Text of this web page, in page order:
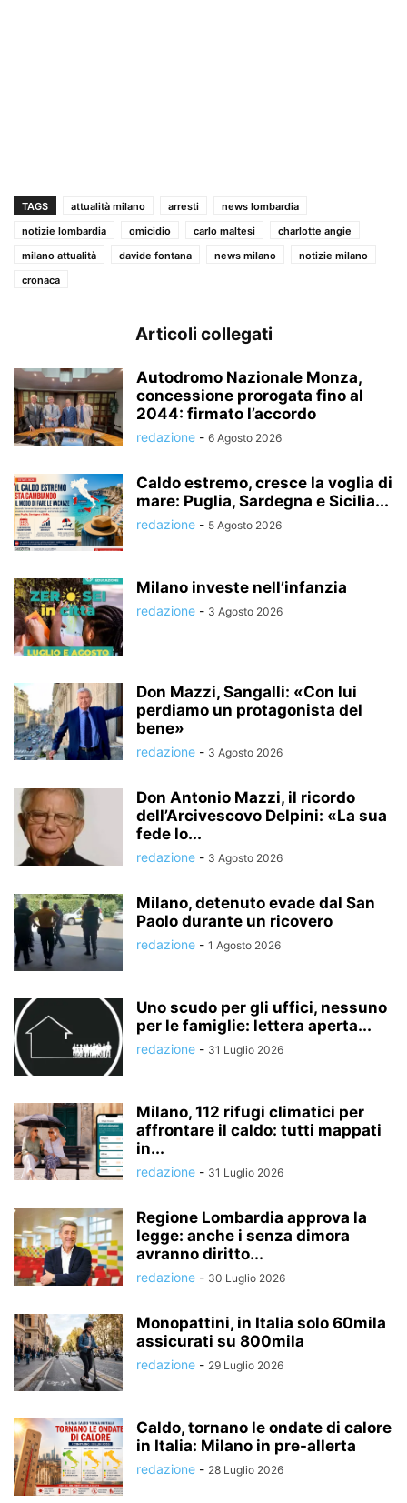
TAGS attualità milano arresti
news lombardia
notizie lombardia
omicidio carlo maltesi
charlotte angie
milano attualità
davide fontana news milano
notizie milano
cronaca
Articoli collegati
Autodromo Nazionale Monza,
concessione prorogata fino al
2044: firmato l’accordo
redazione - 6 Agosto 2026
Caldo estremo, cresce la voglia di
mare: Puglia, Sardegna e Sicilia...
redazione - 5 Agosto 2026
Milano investe nell’infanzia
redazione - 3 Agosto 2026
Don Mazzi, Sangalli: «Con lui
perdiamo un protagonista del
bene»
redazione - 3 Agosto 2026
Don Antonio Mazzi, il ricordo
dell’Arcivescovo Delpini: «La sua
fede lo...
redazione - 3 Agosto 2026
Milano, detenuto evade dal San
Paolo durante un ricovero
redazione - 1 Agosto 2026
Uno scudo per gli uffici, nessuno
per le famiglie: lettera aperta...
redazione - 31 Luglio 2026
Milano, 112 rifugi climatici per
affrontare il caldo: tutti mappati
in...
redazione - 31 Luglio 2026
Regione Lombardia approva la
legge: anche i senza dimora
avranno diritto...
redazione - 30 Luglio 2026
Monopattini, in Italia solo 60mila
assicurati su 800mila
redazione - 29 Luglio 2026
Caldo, tornano le ondate di calore
in Italia: Milano in pre-allerta
redazione - 28 Luglio 2026